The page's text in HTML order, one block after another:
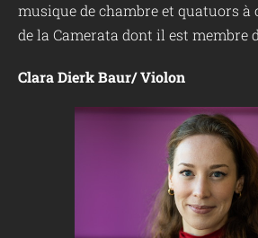
musique de chambre et quatuors à
de la Camerata dont il est membre
Clara Dierk Baur/ Violon